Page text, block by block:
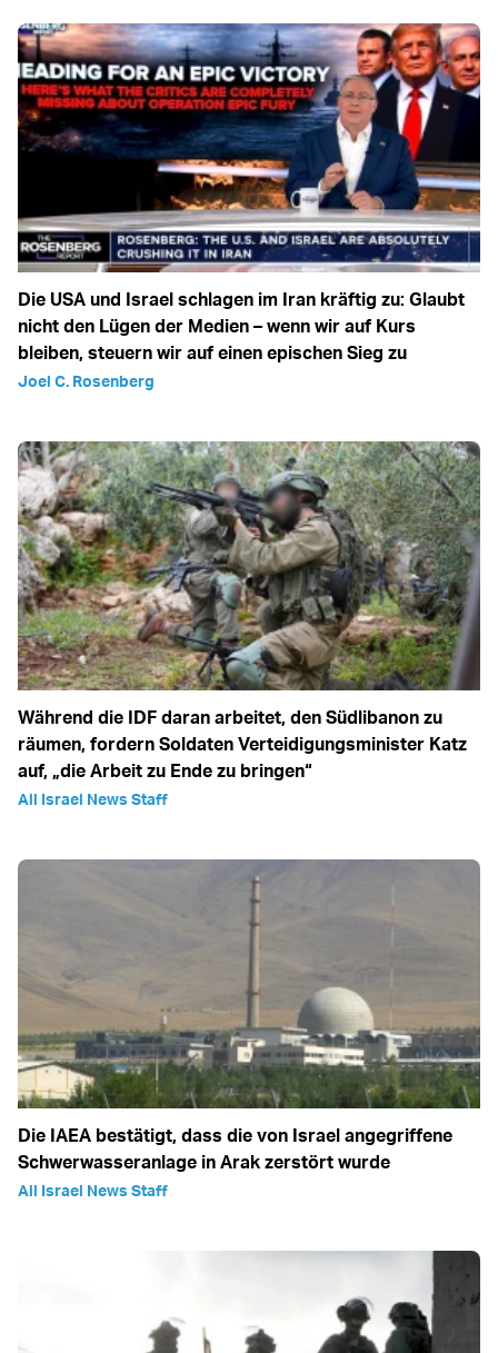
Die USA und Israel schlagen im Iran kräftig zu: Glaubt
nicht den Lügen der Medien – wenn wir auf Kurs
bleiben, steuern wir auf einen epischen Sieg zu
Joel C. Rosenberg
Während die IDF daran arbeitet, den Südlibanon zu
räumen, fordern Soldaten Verteidigungsminister Katz
auf, „die Arbeit zu Ende zu bringen“
All Israel News Staff
Die IAEA bestätigt, dass die von Israel angegriffene
Schwerwasseranlage in Arak zerstört wurde
All Israel News Staff